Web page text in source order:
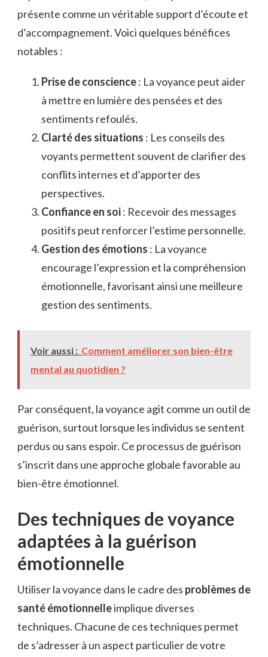
présente comme un véritable support d’écoute et
d’accompagnement. Voici quelques bénéfices
notables :
Prise de conscience: La voyance peut aider
à mettre en lumière des pensées et des
sentiments refoulés.
Clarté des situations : Les conseils des
voyants permettent souvent de clarifier des
conflits internes et d’apporter des
perspectives.
Confiance en soi: Recevoir des messages
positifs peut renforcer l’estime personnelle.
Gestion des émotions : La voyance
encourage l’expression et la compréhension
émotionnelle, favorisant ainsi une meilleure
gestion des sentiments.
Voir aussi : Comment améliorer son bien-être
mental au quotidien ?
Par conséquent, la voyance agit comme un outil de
guérison, surtout lorsque les individus se sentent
perdus ou sans espoir. Ce processus de guérison
s’inscrit dans une approche globale favorable au
bien-être émotionnel.
Des techniques de voyance
adaptées à la guérison
émotionnelle
Utiliser la voyance dans le cadre des problèmes de
santé émotionnelleimplique diverses
techniques. Chacune de ces techniques permet
de s’adresser à un aspect particulier de votre